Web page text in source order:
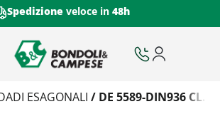
Spedizione veloce in 48h
ESAGONALI / DE 5589-DIN936 CL.8